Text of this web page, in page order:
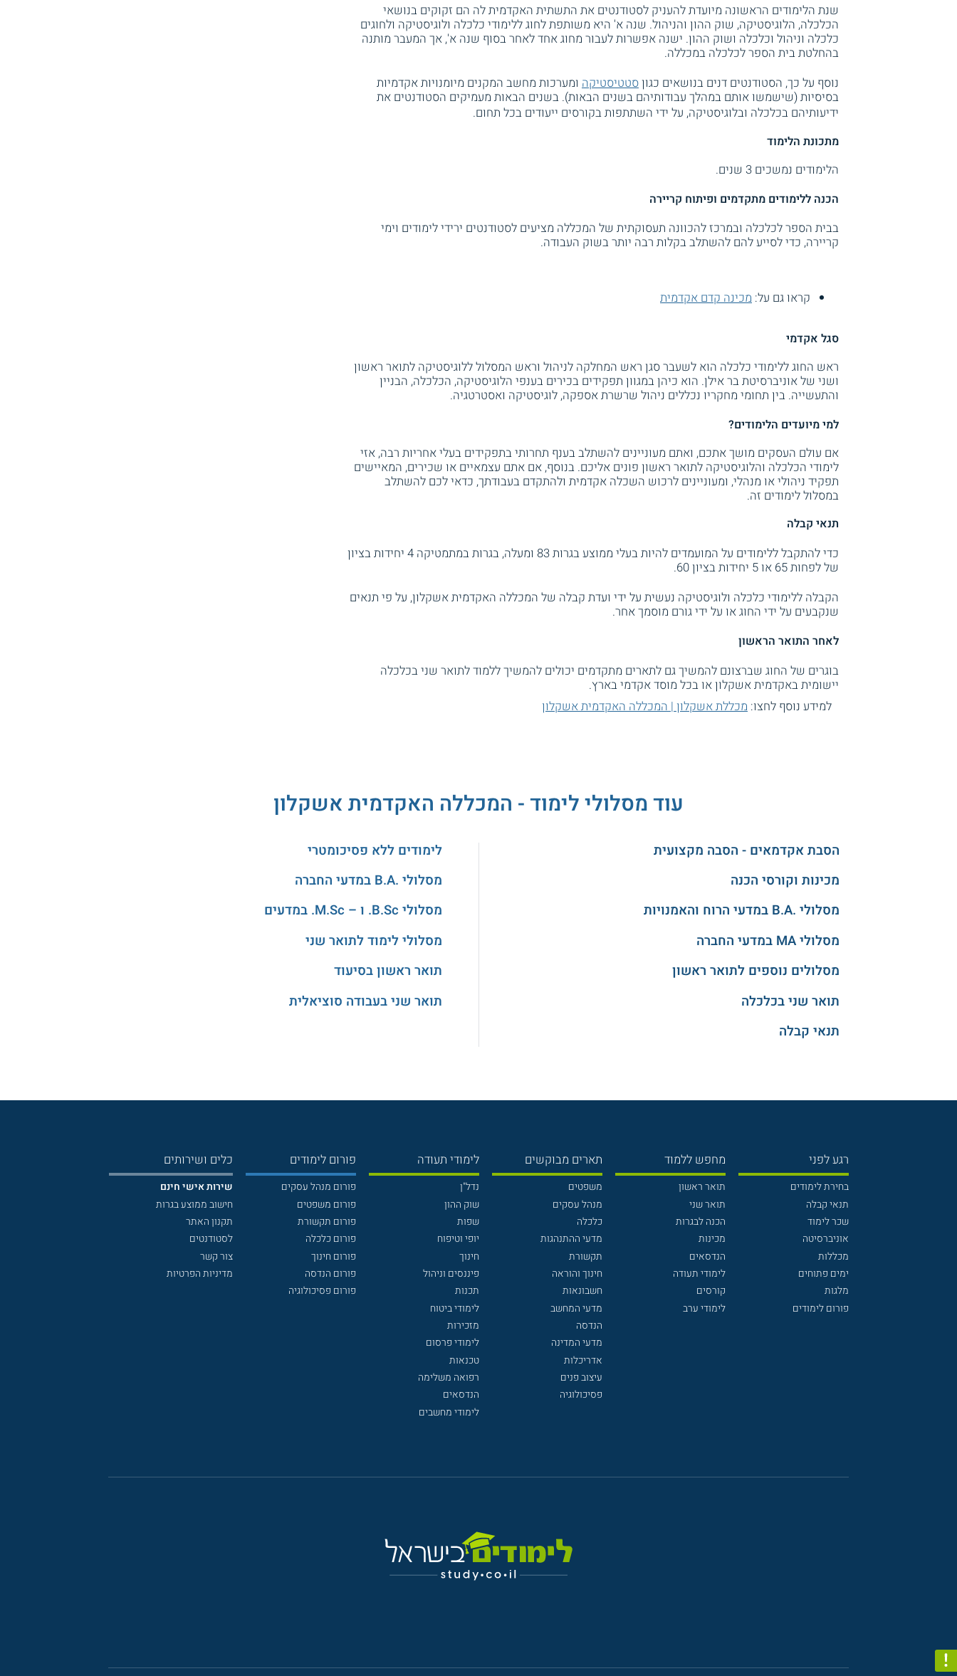
שנת הלימודים הראשונה מיועדת להעניק לסטודנטים את התשתית האקדמית לה הם זקוקים בנושאי
הכלכלה, הלוגיסטיקה, שוק ההון והניהול. שנה א' היא משותפת לחוג ללימודי כלכלה ולוגיסטיקה ולחוגים
כלכלה וניהול וכלכלה ושוק ההון. ישנה אפשרות לעבור מחוג אחד לאחר בסוף שנה א', אך המעבר מותנה
בהחלטת בית הספר לכלכלה במכללה.
נוסף על כך, הסטודנטים דנים בנושאים כגוןסטטיסטיקה ומערכות מחשב המקנים מיומנויות אקדמיות
בסיסיות (שישמשו אותם במהלך עבודותיהם בשנים הבאות). בשנים הבאות מעמיקים הסטודנטים את
ידיעותיהם בכלכלה ובלוגיסטיקה, על ידי השתתפות בקורסים ייעודים בכל תחום.
מתכונת הלימוד
הלימודים נמשכים 3 שנים.
הכנה ללימודים מתקדמים ופיתוח קריירה
בבית הספר לכלכלה ובמרכז להכוונה תעסוקתית של המכללה מציעים לסטודנטים ירידי לימודים וימי
קריירה, כדי לסייע להם להשתלב בקלות רבה יותר בשוק העבודה.
קראו גם על: מכינה קדם אקדמית
סגל אקדמי
ראש החוג ללימודי כלכלה הוא לשעבר סגן ראש המחלקה לניהול וראש המסלול ללוגיסטיקה לתואר ראשון
ושני של אוניברסיטת בר אילן. הוא כיהן במגוון תפקידים בכירים בענפי הלוגיסטיקה, הכלכלה, הבניין
והתעשייה. בין תחומי מחקריו נכללים ניהול שרשרת אספקה, לוגיסטיקה ואסטרטגיה.
למי מיועדים הלימודים?
אם עולם העסקים מושך אתכם, ואתם מעוניינים להשתלב בענף תחרותי בתפקידים בעלי אחריות רבה, אזי
לימודי הכלכלה והלוגיסטיקה לתואר ראשון פונים אליכם. בנוסף, אם אתם עצמאיים או שכירים, המאיישים
תפקיד ניהולי או מנהלי, ומעוניינים לרכוש השכלה אקדמית ולהתקדם בעבודתך, כדאי לכם להשתלב
במסלול לימודים זה.
תנאי קבלה
כדי להתקבל ללימודים על המועמדים להיות בעלי ממוצע בגרות 83 ומעלה, בגרות במתמטיקה 4 יחידות בציון
של לפחות 65 או 5 יחידות בציון 60.
הקבלה ללימודי כלכלה ולוגיסטיקה נעשית על ידי ועדת קבלה של המכללה האקדמית אשקלון, על פי תנאים
שנקבעים על ידי החוג או על ידי גורם מוסמך אחר.
לאחר התואר הראשון
בוגרים של החוג שברצונם להמשיך גם לתארים מתקדמים יכולים להמשיך ללמוד לתואר שני בכלכלה
יישומית באקדמית אשקלון או בכל מוסד אקדמי בארץ.
למידע נוסף לחצו: מכללת אשקלון | המכללה האקדמית אשקלון
עוד מסלולי לימוד - המכללה האקדמית אשקלון
הסבת אקדמאים - הסבה מקצועית
מכינות וקורסי הכנה
מסלולי .B.A במדעי הרוח והאמנויות
מסלולי MA במדעי החברה
מסלולים נוספים לתואר ראשון
תואר שני בכלכלה
תנאי קבלה
לימודים ללא פסיכומטרי
מסלולי .B.A במדעי החברה
מסלולי B.Sc. ו – M.Sc. במדעים
מסלולי לימוד לתואר שני
תואר ראשון בסיעוד
תואר שני בעבודה סוציאלית
רגע לפני
בחירת לימודים
תנאי קבלה
שכר לימוד
אוניברסיטה
מכללות
ימים פתוחים
מלגות
פורום לימודים
מחפש ללמוד
תואר ראשון
תואר שני
הכנה לבגרות
מכינות
הנדסאים
לימודי תעודה
קורסים
לימודי ערב
תארים מבוקשים
משפטים
מנהל עסקים
כלכלה
מדעי ההתנהגות
תקשורת
חינוך והוראה
חשבונאות
מדעי המחשב
הנדסה
מדעי המדינה
אדריכלות
עיצוב פנים
פסיכולוגיה
לימודי תעודה
נדל"ן
שוק ההון
שפות
יופי וטיפוח
חינוך
פיננסים וניהול
תכנות
לימודי ביטוח
מזכירות
לימודי פרסום
טכנאות
רפואה משלימה
הנדסאים
לימודי מחשבים
פורום לימודים
פורום מנהל עסקים
פורום משפטים
פורום תקשורת
פורום כלכלה
פורום חינוך
פורום הנדסה
פורום פסיכולוגיה
כלים ושירותים
שירות אישי חינם
חישוב ממוצע בגרות
תקנון האתר
לסטודנטים
צור קשר
מדיניות הפרטיות